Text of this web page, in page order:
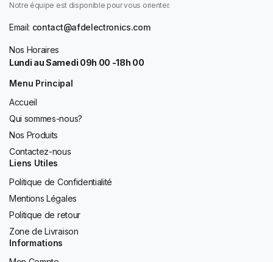
Notre équipe est disponible pour vous orienter.
Email: contact@afdelectronics.com
Nos Horaires
Lundi au Samedi 09h 00 -18h 00
Menu Principal
Accueil
Qui sommes-nous?
Nos Produits
Contactez-nous
Liens Utiles
Politique de Confidentialité
Mentions Légales
Politique de retour
Zone de Livraison
Informations